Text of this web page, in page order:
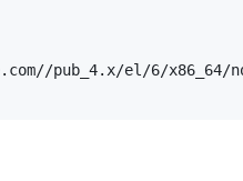
pub_4.x/el/6/x86_64/